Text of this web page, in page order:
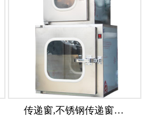
传递窗,不锈钢传递窗…